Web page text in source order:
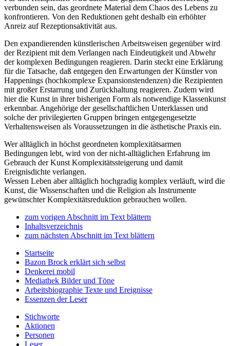
verbunden sein, das geordnete Material dem Chaos des Lebens zu
konfrontieren. Von den Reduktionen geht deshalb ein erhöhter
Anreiz auf Rezeptionsaktivität aus.
Den expandierenden künstlerischen Arbeitsweisen gegenüber wird
der Rezipient mit dem Verlangen nach Eindeutigkeit und Abwehr
der komplexen Bedingungen reagieren. Darin steckt eine Erklärung
für die Tatsache, daß entgegen den Erwartungen der Künstler von
Happenings (hochkomplexe Expansionstendenzen) die Rezipienten
mit großer Erstarrung und Zurückhaltung reagieren. Zudem wird
hier die Kunst in ihrer bisherigen Form als notwendige Klassenkunst
erkennbar. Angehörige der gesellschaftlichen Unterklassen und
solche der privilegierten Gruppen bringen entgegengesetzte
Verhaltensweisen als Voraussetzungen in die ästhetische Praxis ein.
Wer alltäglich in höchst geordneten komplexitätsarmen
Bedingungen lebt, wird von der nicht-alltäglichen Erfahrung im
Gebrauch der Kunst Komplexitätssteigerung und damit
Ereignisdichte verlangen.
Wessen Leben aber alltäglich hochgradig komplex verläuft, wird die
Kunst, die Wissenschaften und die Religion als Instrumente
gewünschter Komplexitätsreduktion gebrauchen wollen.
zum vorigen Abschnitt im Text blättern
Inhaltsverzeichnis
zum nächsten Abschnitt im Text blättern
Startseite
Bazon Brock erklärt sich selbst
Denkerei mobil
Mediathek Bilder und Töne
Arbeitsbiographie Texte und Ereignisse
Essenzen der Leser
Stichworte
Aktionen
Personen